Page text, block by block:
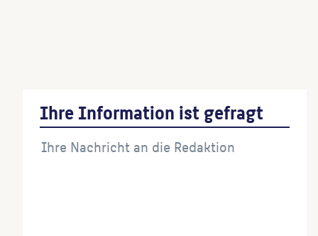
Ihre Information ist gefragt